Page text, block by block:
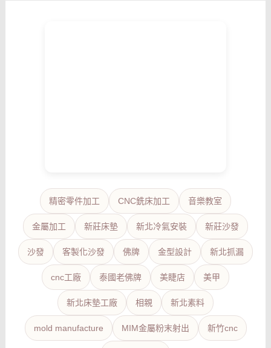
精密零件加工 CNC銑床加工 音樂教室
金屬加工 新莊床墊 新北冷氣安裝 新莊沙發
沙發 客製化沙發 佛牌 金型設計 新北抓漏
cnc工廠 泰國老佛牌 美睫店 美甲
新北床墊工廠 相親 新北素料
mold manufacture MIM金屬粉末射出 新竹cnc